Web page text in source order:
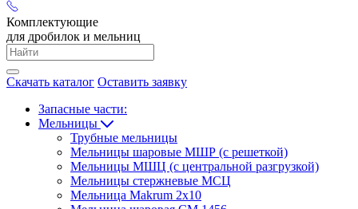
Комплектующие
для дробилок и мельниц
Скачать каталог Оставить заявку
Запасные части:
Мельницы
Трубные мельницы
Мельницы шаровые МШР (с решеткой)
Мельницы МШЦ (с центральной разгрузкой)
Мельницы стержневые МСЦ
Мельница Makrum 2х10